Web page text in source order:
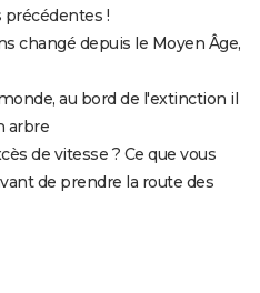
précédentes !
changé depuis le Moyen Âge,
au bord de l'extinction il
arbre
de vitesse ? Ce que vous
de prendre la route des